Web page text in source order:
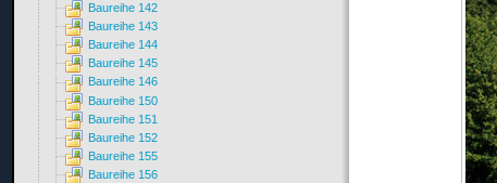
Baureihe 142
Baureihe 143
Baureihe 144
Baureihe 145
Baureihe 146
Baureihe 150
Baureihe 151
Baureihe 152
Baureihe 155
Baureihe 156